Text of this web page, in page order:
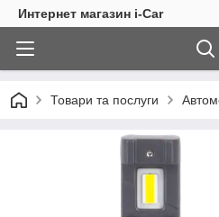
Интернет магазин i-Car
Товари та послуги